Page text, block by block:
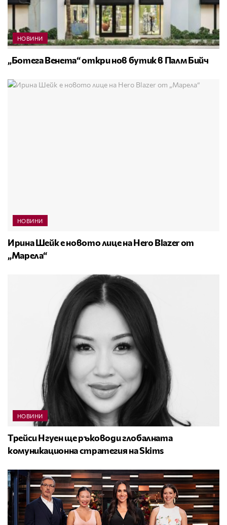
НОВИНИ
„Ботега Венета“ откри нов бутик в Палм Бийч
НОВИНИ
Ирина Шейк е новото лице на Hero Blazer от
„Марела“
НОВИНИ
Трейси Нгуен ще ръководи глобалната
комуникационна стратегия на Skims